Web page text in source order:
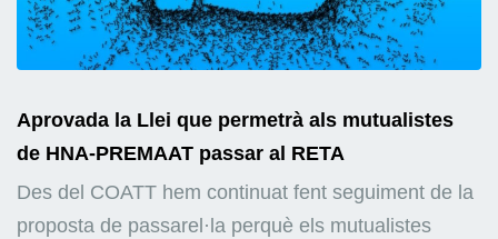
Aprovada la Llei que permetrà als mutualistes
de HNA-PREMAAT passar al RETA
Des del COATT hem continuat fent seguiment de la
proposta de passarel·la perquè els mutualistes